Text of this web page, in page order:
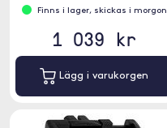
Finns i lager, skickas i morgon
1 039 kr
Lägg i varukorgen